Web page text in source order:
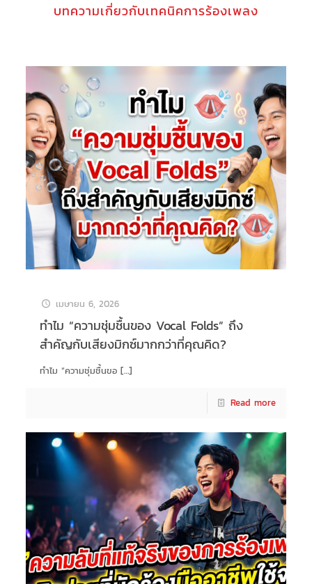
บทความเกี่ยวกับเทคนิคการร้องเพลง
เมษายน 6, 2026
ทำไม “ความชุ่มชื้นของ Vocal Folds” ถึง
สำคัญกับเสียงมิกซ์มากกว่าที่คุณคิด?
ทำไม “ความชุ่มชื้นขอ[…]
Read more